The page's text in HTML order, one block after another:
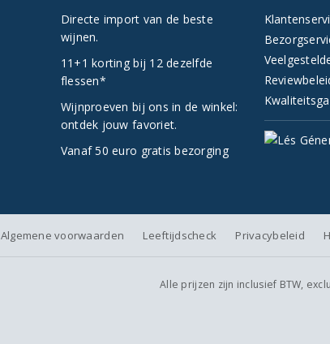
Directe import van de beste
wijnen.
11+1 korting bij 12 dezelfde
flessen*
Wijnproeven bij ons in de winkel:
ontdek jouw favoriet.
Vanaf 50 euro gratis bezorging
Algemene voorwaarden Leeftijdscheck Privacybeleid
Alle prijzen zijn inclusief BTW,